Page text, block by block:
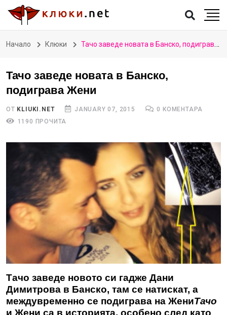
Начало Клюки Тачо заведе новата в Банско, подиграва Жени
Тачо заведе новата в Банско,
подиграва Жени
ОТ KLIUKI.NET JANUARY 07, 2015
0 КОМЕНТАРА
1190 ПРОЧИТА
Тачо заведе новото си гадже Дани
Димитрова в Банско, там се натискат, а
междувременно се подиграва на ЖениТачо
и Жени са в историята, особено след като